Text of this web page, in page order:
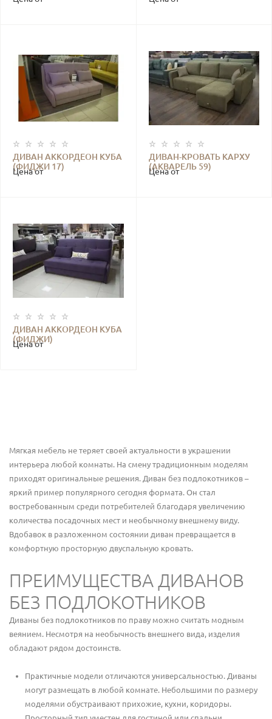
ДИВАН АККОРДЕОН КУБА
(ФИДЖИ 17)
Цена от
ДИВАН-КРОВАТЬ КАРХУ
(АКВАРЕЛЬ 59)
Цена от
ДИВАН АККОРДЕОН КУБА
(ФИДЖИ)
Цена от
Мягкая мебель не теряет своей актуальности в украшении
интерьера любой комнаты. На смену традиционным моделям
приходят оригинальные решения. Диван без подлокотников –
яркий пример популярного сегодня формата. Он стал
востребованным среди потребителей благодаря увеличению
количества посадочных мест и необычному внешнему виду.
Вдобавок в разложенном состоянии диван превращается в
комфортную просторную двуспальную кровать.
ПРЕИМУЩЕСТВА ДИВАНОВ
БЕЗ ПОДЛОКОТНИКОВ
Диваны без подлокотников по праву можно считать модным
веянием. Несмотря на необычность внешнего вида, изделия
обладают рядом достоинств.
Практичные модели отличаются универсальностью. Диваны
могут размещать в любой комнате. Небольшими по размеру
моделями обустраивают прихожие, кухни, коридоры.